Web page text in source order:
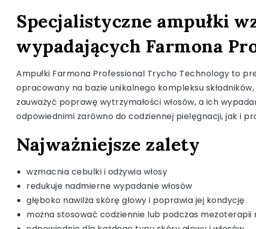
Specjalistyczne ampułki
wypadających Farmona
Ampułki Farmona Professional Trycho Technology to
opracowany na bazie unikalnego kompleksu
zauważyć poprawę wytrzymałości włosów, a ich
odpowiednimi zarówno do codziennej pielęgnacji, jak i
Najważniejsze zalety
wzmacnia cebulki i odżywia włosy
redukuje nadmierne wypadanie włosów
głęboko nawilża skórę głowy i poprawia jej kondycję
można stosować codziennie lub podczas mezoterapii